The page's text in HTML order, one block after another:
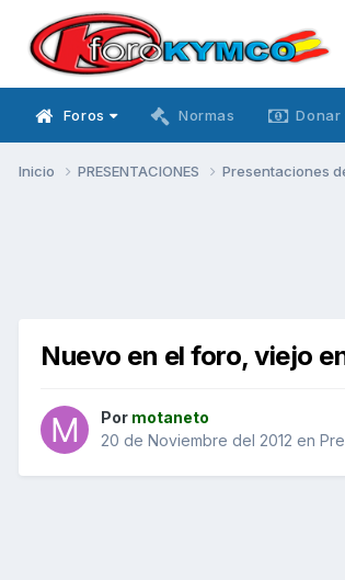
Foros Normas Donar
Inicio PRESENTACIONES Presentaciones
Nuevo en el foro, viejo
Por motaneto
20 de Noviembre del 2012 en